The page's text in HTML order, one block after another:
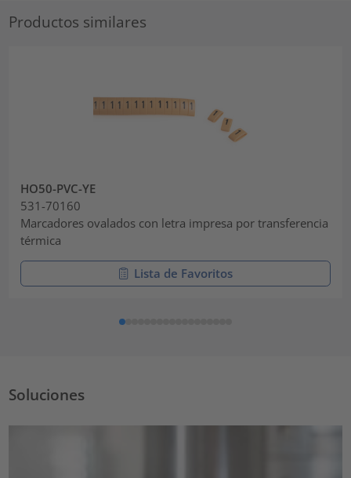
Productos similares
HO50-PVC-YE
531-70160
Marcadores ovalados con letra impresa por transferencia
térmica
Lista de Favoritos
Soluciones